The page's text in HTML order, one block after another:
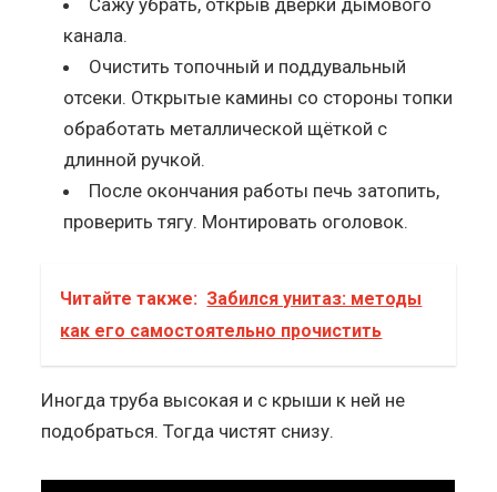
канала.
Очистить топочный и поддувальный
отсеки. Открытые камины со стороны топки
обработать металлической щёткой с
длинной ручкой.
После окончания работы печь затопить,
проверить тягу. Монтировать оголовок.
Читайте также: Забился унитаз: методы
как его самостоятельно прочистить
Иногда труба высокая и с крыши к ней не
подобраться. Тогда чистят снизу.